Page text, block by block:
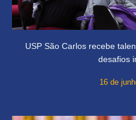
USP São Carlos recebe
desafios
16 de